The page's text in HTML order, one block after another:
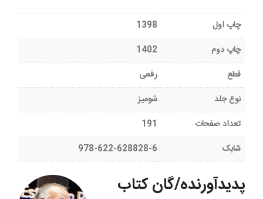
چاپ اول
1398
چاپ دوم
1402
قطع
رقعی
نوع جلد
شومیز
تعداد صفحات
191
شابک
978-622-628828-6
پدیدآورنده/گان کتاب